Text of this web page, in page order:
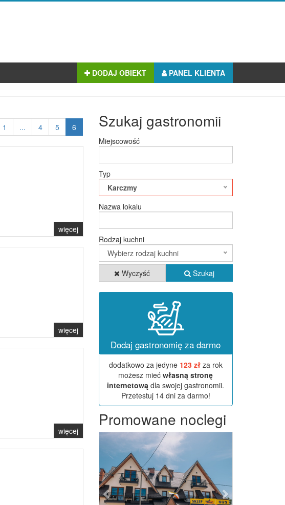
DODAJ OBIEKT PANEL KLIENTA
1 ... 4 5 6
więcej
więcej
więcej
Szukaj gastronomii
Miejscowość
Typ
Karczmy
Nazwa lokalu
Rodzaj kuchni
Wybierz rodzaj kuchni
Wyczyść
Szukaj
Dodaj gastronomię za darmo
dodatkowo za jedyne 123 złza rok
możesz miećwłasną stronę
internetową dla swojej gastronomii.
Przetestuj 14 dni za darmo!
Promowane noclegi
Previous